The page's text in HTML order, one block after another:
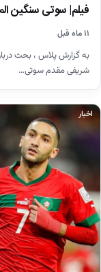
فیلم| سوتی سنگین
۱۱ ماه قبل
به گزارش پلاس ، بحث
شریفی مقدم سوتی…
اخبار